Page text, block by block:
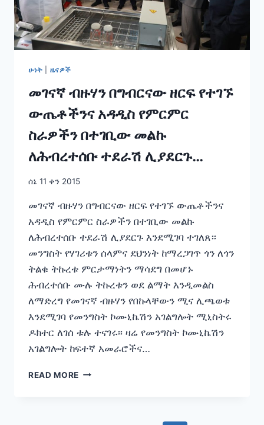
ጉብኝት……
ሁነት ዜናዎች
መገናኛ ብዙሃን በግብርናው ዘርፍ የተገኙ
ውጤቶችንና አዳዲስ የምርምር
ስራዎችን በተገቢው መልኩ
ለሕብረተሰቡ ተደራሽ ሊያደርጉ
እንደሚገባ ተገለጸ።
ሰኔ 11 ቀን 2015
መገናኛ ብዙሃን በግብርናው ዘርፍ የተገኙ ውጤቶችንና
አዳዲስ የምርምር ስራዎችን በተገቢው መልኩ
ለሕብረተሰቡ ተደራሽ ሊያደርጉ እንደሚገባ ተገለጸ።
መንግስት የሃገሪቱን ሰላምና ደህንነት ከማረጋገጥ ጎን ለጎን
ትልቁ ትኩረቱ ምርታማነትን ማሳደግ በመሆኑ
ሕብረተሰቡ ሙሉ ትኩረቱን ወደ ልማት እንዲመልስ
ለማድረግ የመገናኛ ብዙሃን የበኩላቸውን ሚና ሊጫወቱ
እንደሚገባ የመንግስት ኮሙኒኬሽን አገልግሎት ሚኒስትሩ
ዶክተር ለገሰ ቱሉ ተናገሩ፡፡ ዛሬ የመንግስት ኮሙኒኬሽን
አገልግሎት ከፍተኛ አመራሮችና…
READ MORE መገናኛ